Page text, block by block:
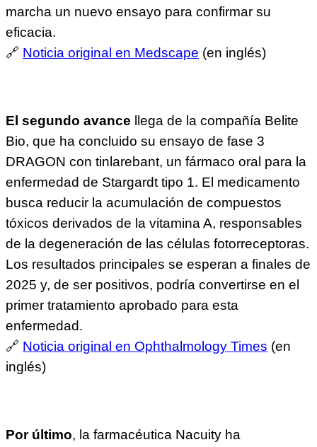
marcha un nuevo ensayo para confirmar su
eficacia.
🔗 Noticia original en Medscape (en inglés)
El segundo avance llega de la compañía Belite
Bio, que ha concluido su ensayo de fase 3
DRAGON con tinlarebant, un fármaco oral para la
enfermedad de Stargardt tipo 1. El medicamento
busca reducir la acumulación de compuestos
tóxicos derivados de la vitamina A, responsables
de la degeneración de las células fotorreceptoras.
Los resultados principales se esperan a finales de
2025 y, de ser positivos, podría convertirse en el
primer tratamiento aprobado para esta
enfermedad.
🔗 Noticia original en Ophthalmology Times (en
inglés)
Por último, la farmacéutica Nacuity ha